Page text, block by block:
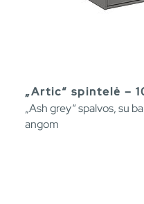
„Artic“ spintelė –
„Ash grey“ spalvos, su
angom